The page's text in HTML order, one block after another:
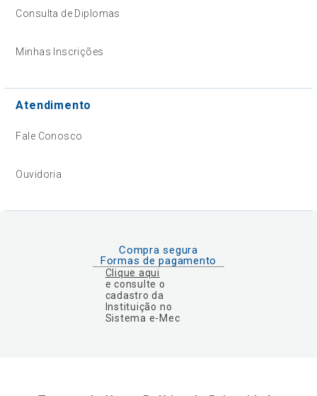
Consulta de Diplomas
Minhas Inscrições
Atendimento
Fale Conosco
Ouvidoria
Compra segura
Formas de pagamento
Clique aqui
e consulte o
cadastro da
Instituição no
Sistema e-Mec